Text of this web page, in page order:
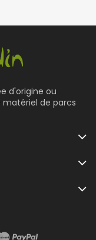
d'origine ou
de parcs